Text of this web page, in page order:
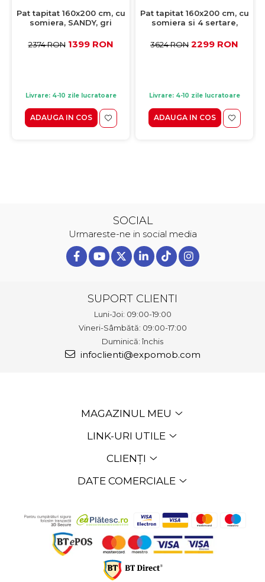
Pat tapitat 160x200 cm, cu
somiera, SANDY, gri
2374 RON 1399 RON
Livrare: 4-10 zile lucratoare
ADAUGA IN COS
Pat tapitat 160x200 cm, cu
somiera si 4 sertare,
3624 RON 2299 RON
Livrare: 4-10 zile lucratoare
ADAUGA IN COS
SOCIAL
Urmareste-ne in social media
SUPORT CLIENTI
Luni-Joi: 09:00-19:00
Vineri-Sâmbătă: 09:00-17:00
Duminică: închis
infoclienti@expomob.com
MAGAZINUL MEU
LINK-URI UTILE
CLIENȚI
DATE COMERCIALE